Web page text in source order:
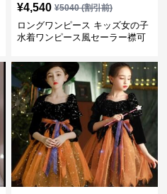
¥4,540 ¥5040(割引前)
ロングワンピース キッズ女の子
水着ワンピース風セーラー襟可